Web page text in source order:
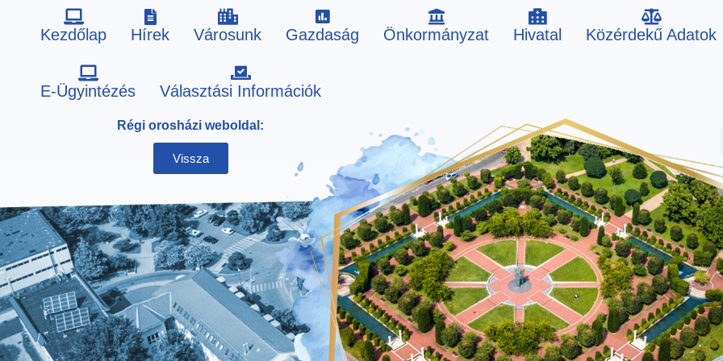
Kezdőlap Hírek Városunk Gazdaság Önkormányzat Hivatal Közérdekű Adatok
E-Ügyintézés Választási Információk
Régi orosházi weboldal:
Vissza